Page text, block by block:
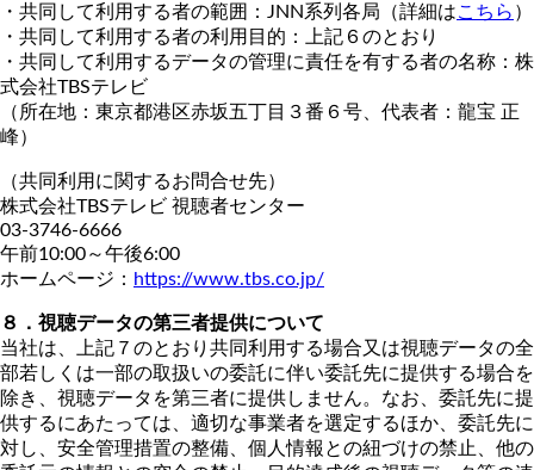
・共同して利用する者の範囲：JNN系列各局（詳細はこちら ）
・共同して利用する者の利用目的：上記６のとおり
・共同して利用するデータの管理に責任を有する者の名称：株
式会社TBSテレビ
（所在地：東京都港区赤坂五丁目３番６号、代表者：龍宝 正
峰）
（共同利用に関するお問合せ先）
株式会社TBSテレビ 視聴者センター
03-3746-6666
午前10:00～午後6:00
ホームページ： https://www.tbs.co.jp/
８．視聴データの第三者提供について
当社は、上記７のとおり共同利用する場合又は視聴データの全
部若しくは一部の取扱いの委託に伴い委託先に提供する場合を
除き、視聴データを第三者に提供しません。なお、委託先に提
供するにあたっては、適切な事業者を選定するほか、委託先に
対し、安全管理措置の整備、個人情報との紐づけの禁止、他の